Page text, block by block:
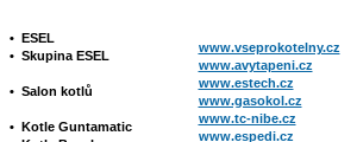
• ESEL
• Skupina ESEL
• Salon kotlů
• Kotle Guntamatic
www.vseprokotelny.cz
www.avytapeni.cz
www.estech.cz
www.gasokol.cz
www.tc-nibe.cz
www.espedi.cz